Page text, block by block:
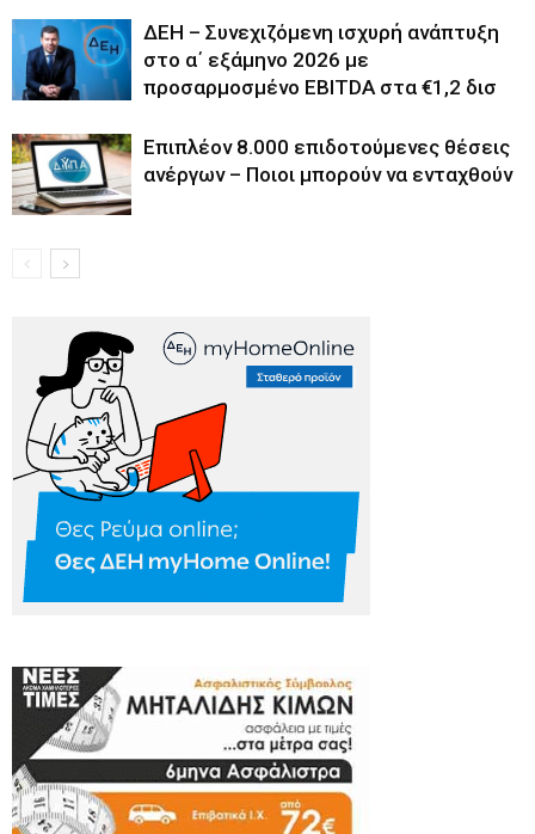
ΔΕΗ – Συνεχιζόμενη ισχυρή ανάπτυξη
στο α΄ εξάμηνο 2026 με
προσαρμοσμένο EBITDA στα €1,2 δισ
Επιπλέον 8.000 επιδοτούμενες θέσεις
ανέργων – Ποιοι μπορούν να ενταχθούν